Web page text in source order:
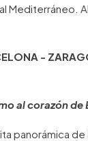
Mediterráneo.
-
al corazón de
panorámica de